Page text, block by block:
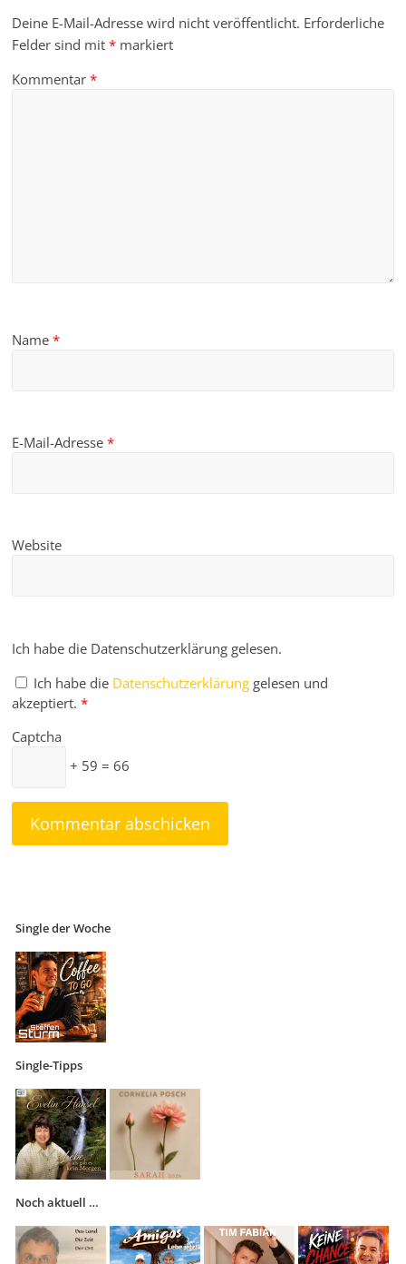
Deine E-Mail-Adresse wird nicht veröffentlicht. Erforderliche
Felder sind mit* markiert
Kommentar*
Name*
E-Mail-Adresse*
Website
Ich habe die Datenschutzerklärung gelesen.
Ich habe die Datenschutzerklärung gelesen und
akzeptiert. *
Captcha
+ 59 = 66
Single der Woche
Single-Tipps
Noch aktuell …